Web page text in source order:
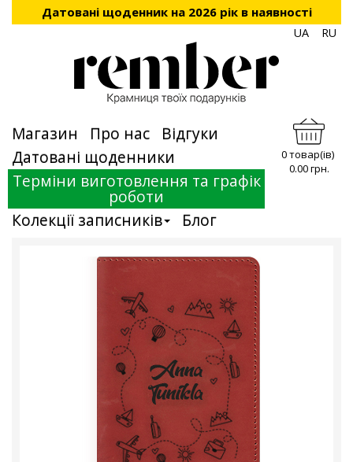
Датовані щоденник на 2026 рік в наявності
UA RU
Магазин Про нас
Відгуки
Датовані щоденники
Терміни виготовлення та графік
роботи
Колекції записників
Блог
0 товар(ів)
0.00 грн.